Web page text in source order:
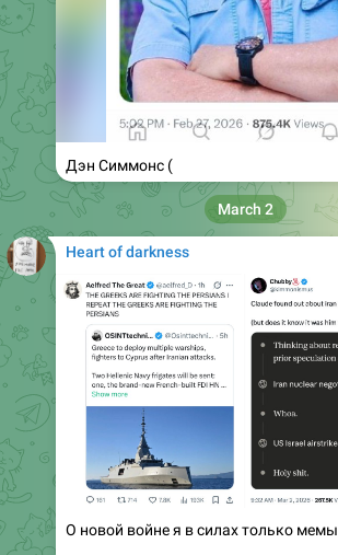
Дэн Симмонс (
Heart of darkness
О новой войне я в силах только мемы
March 2